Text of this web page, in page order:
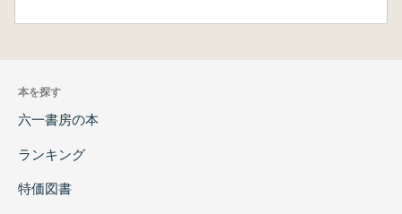
本を探す
六一書房の本
ランキング
特価図書